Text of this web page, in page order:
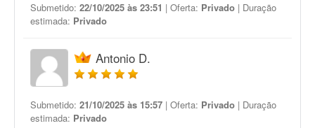
Submetido: 22/10/2025 às 23:51 | Oferta: Privado | Duração
estimada: Privado
Antonio D.
Submetido: 21/10/2025 às 15:57 | Oferta: Privado | Duração
estimada: Privado